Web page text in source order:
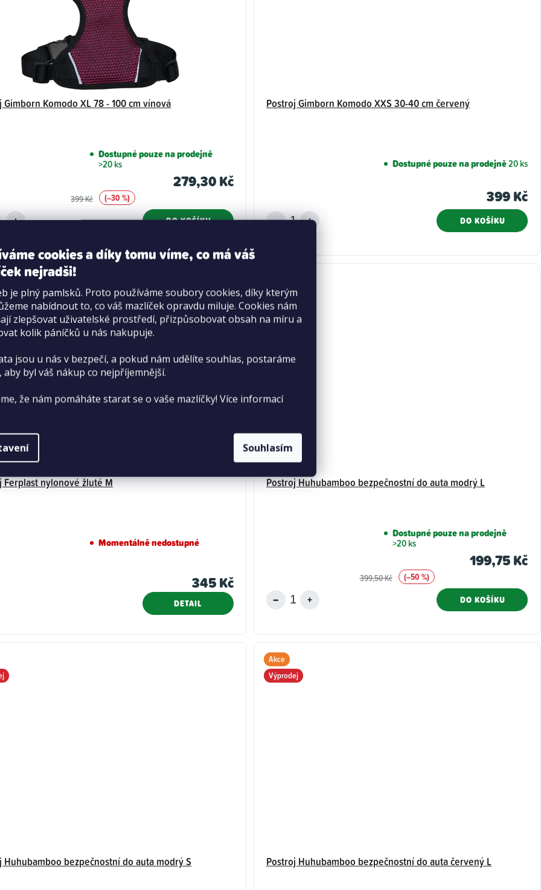
cookies a díky tomu víme, co má váš
nejradši!
je plný pamlsků. Proto používáme soubory cookies, díky kterým
nabídnout to, co váš mazlíček opravdu miluje. Cookies nám
zlepšovat uživatelské prostředí, přizpůsobovat obsah na míru a
kolik páníčků u nás nakupuje.
jsou u nás v bezpečí, a pokud nám udělíte souhlas, postaráme
aby byl váš nákup co nejpříjemnější.
že nám pomáháte starat se o vaše mazlíčky! Více informací
Souhlasím
Gimborn Komodo XL 78 - 100 cm vínová
Dostupné pouze na prodejně
>20 ks
279,30 Kč
399 Kč
(–30 %)
DO KOŠÍKU
Postroj Gimborn Komodo XXS 30-40 cm červený
Dostupné pouze na prodejně20 ks
399 Kč
DO KOŠÍKU
Ferplast nylonové žluté M
Momentálně nedostupné
345 Kč
DETAIL
Výprodej
Postroj Huhubamboo bezpečnostní do auta modrý L
Dostupné pouze na prodejně
>20 ks
199,75 Kč
399,50 Kč
(–50 %)
DO KOŠÍKU
Huhubamboo bezpečnostní do auta modrý S
Akce
Výprodej
Postroj Huhubamboo bezpečnostní do auta červený L